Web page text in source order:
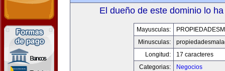
El dueño de este dominio lo
Mayusculas:
Minusculas:
Longitud:
17 caracteres
Categorias:
Negocios